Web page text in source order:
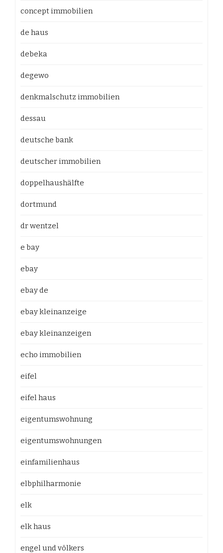
concept immobilien
de haus
debeka
degewo
denkmalschutz immobilien
dessau
deutsche bank
deutscher immobilien
doppelhaushälfte
dortmund
dr wentzel
e bay
ebay
ebay de
ebay kleinanzeige
ebay kleinanzeigen
echo immobilien
eifel
eifel haus
eigentumswohnung
eigentumswohnungen
einfamilienhaus
elbphilharmonie
elk
elk haus
engel und völkers